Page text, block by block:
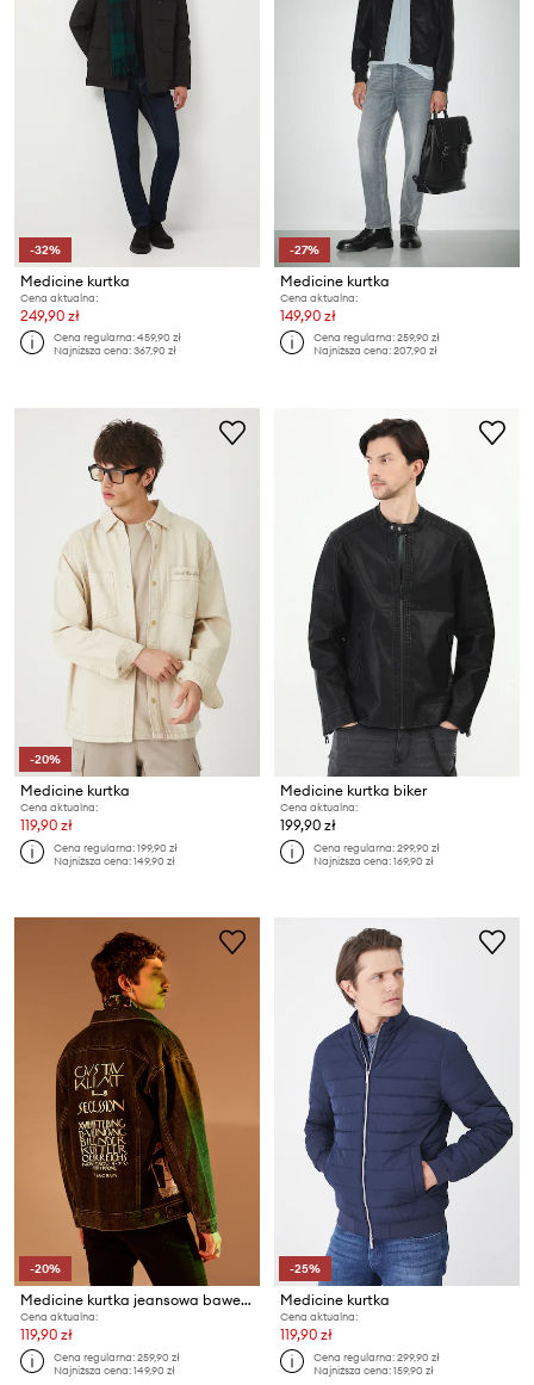
-32%
Medicine kurtka
Cena aktualna:
249,90 zł
Cena regularna:459,90 zł
Najniższa cena:367,90 zł
-27%
Medicine kurtka
Cena aktualna:
149,90 zł
Cena regularna:259,90 zł
Najniższa cena:207,90 zł
-20%
Medicine kurtka
Cena aktualna:
119,90 zł
Cena regularna:199,90 zł
Najniższa cena:149,90 zł
Medicine kurtka biker
Cena aktualna:
199,90 zł
Cena regularna:299,90 zł
Najniższa cena:169,90 zł
-20%
Medicine kurtka jeansowa bawełniana
Cena aktualna:
119,90 zł
Cena regularna:259,90 zł
Najniższa cena:149,90 zł
-25%
Medicine kurtka
Cena aktualna:
119,90 zł
Cena regularna:299,90 zł
Najniższa cena:159,90 zł